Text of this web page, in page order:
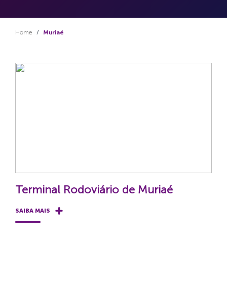
Home Muriaé
Terminal Rodoviário de Muriaé
SAIBA MAIS